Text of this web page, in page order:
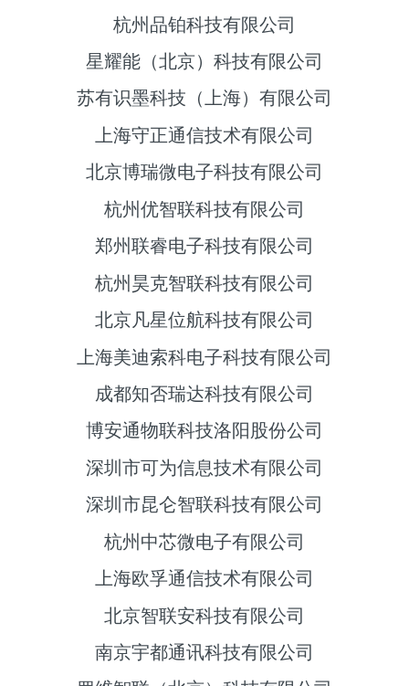
杭州品铂科技有限公司
星耀能（北京）科技有限公司
苏有识墨科技（上海）有限公司
上海守正通信技术有限公司
北京博瑞微电子科技有限公司
杭州优智联科技有限公司
郑州联睿电子科技有限公司
杭州昊克智联科技有限公司
北京凡星位航科技有限公司
上海美迪索科电子科技有限公司
成都知否瑞达科技有限公司
博安通物联科技洛阳股份公司
深圳市可为信息技术有限公司
深圳市昆仑智联科技有限公司
杭州中芯微电子有限公司
上海欧孚通信技术有限公司
北京智联安科技有限公司
南京宇都通讯科技有限公司